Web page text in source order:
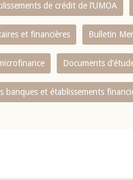
de crédit de l‘UMOA
et financières Bulletin
Documents
banques et établissements